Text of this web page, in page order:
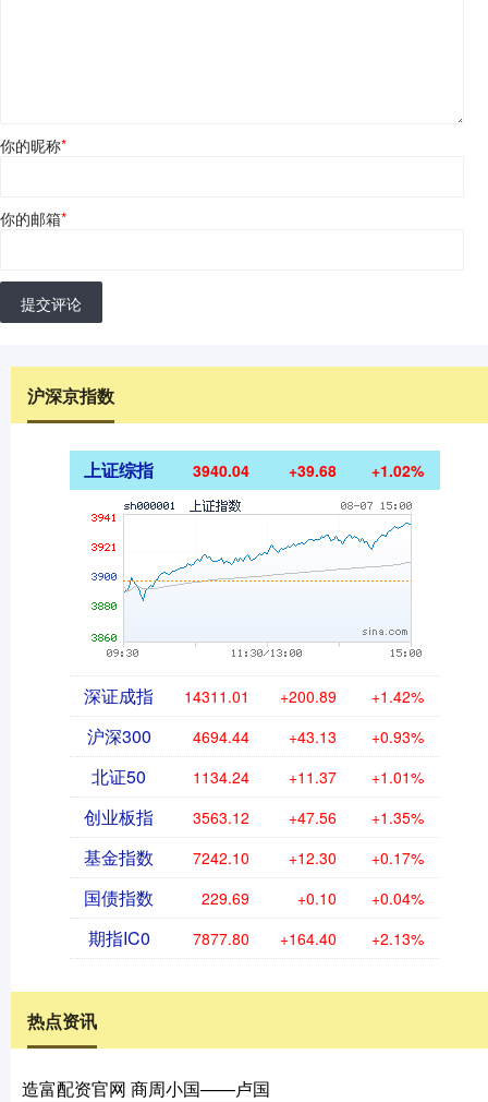
你的昵称*
你的邮箱*
提交评论
沪深京指数
上证综指 3940.04 +39.68 +1.02%
深证成指 14311.01 +200.89 +1.42%
沪深300 4694.44 +43.13 +0.93%
北证50 1134.24 +11.37 +1.01%
创业板指 3563.12 +47.56 +1.35%
基金指数 7242.10 +12.30 +0.17%
国债指数 229.69 +0.10 +0.04%
期指IC0 7877.80 +164.40 +2.13%
热点资讯
造富配资官网 商周小国——卢国